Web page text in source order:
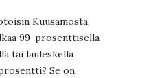
Kuusamosta,
99-prosenttisella
tai lauleskella
Se on